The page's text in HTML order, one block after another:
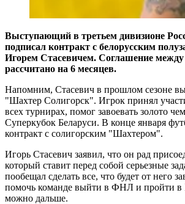
Выступающий в третьем дивизионе
подписал контракт с белорусским
Игорем Стасевичем. Соглашение
рассчитано на 6 месяцев.
Напомним, Стасевич в прошлом сезоне
"Шахтер Солигорск". Игрок принял
всех турнирах, помог завоевать золото
Суперкубок Беларуси. В конце января
контракт с солигорским "Шахтером".
Игорь Стасевич заявил, что он рад
который ставит перед собой серьезные
пообещал сделать все, что будет от него
помочь команде выйти в ФНЛ и пройти в
можно дальше.